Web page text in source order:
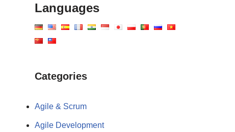
Languages
Categories
Agile & Scrum
Agile Development